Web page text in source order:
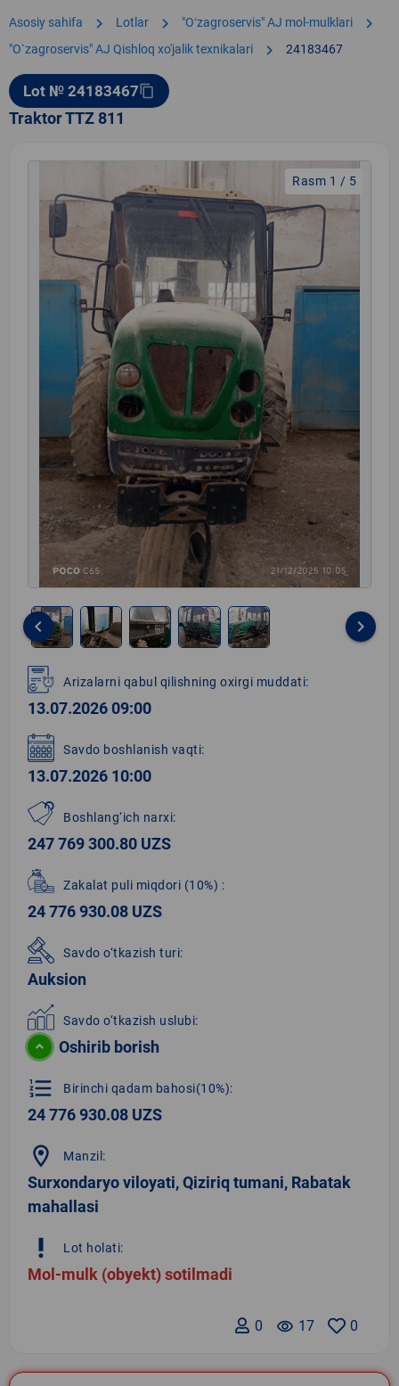
Asosiy sahifa chevron_right Lotlar chevron_right "Oʻzagroservis" AJ mol-mulklari chevron_right
"O`zagroservis" AJ Qishloq xo'jalik texnikalari chevron_right 24183467
Lot № 24183467content_copy
Traktor TTZ 811
Rasm 1 / 5
1
of
5
keyboard_arrow_left keyboard_arrow_right
Arizalarni qabul qilishning oxirgi muddati:
13.07.2026 09:00
Savdo boshlanish vaqti:
13.07.2026 10:00
Boshlang‘ich narxi:
247 769 300.80 UZS
Zakalat puli miqdori (10%) :
24 776 930.08 UZS
Savdo o‘tkazish turi:
Auksion
Savdo o‘tkazish uslubi:
Oshirib borish
format_list_numbered Birinchi qadam bahosi(10%):
24 776 930.08 UZS
location_on Manzil:
Surxondaryo viloyati, Qiziriq tumani, Rabatak
mahallasi
priority_high Lot holati:
Mol-mulk (obyekt) sotilmadi
0
remove_red_eye 17
0